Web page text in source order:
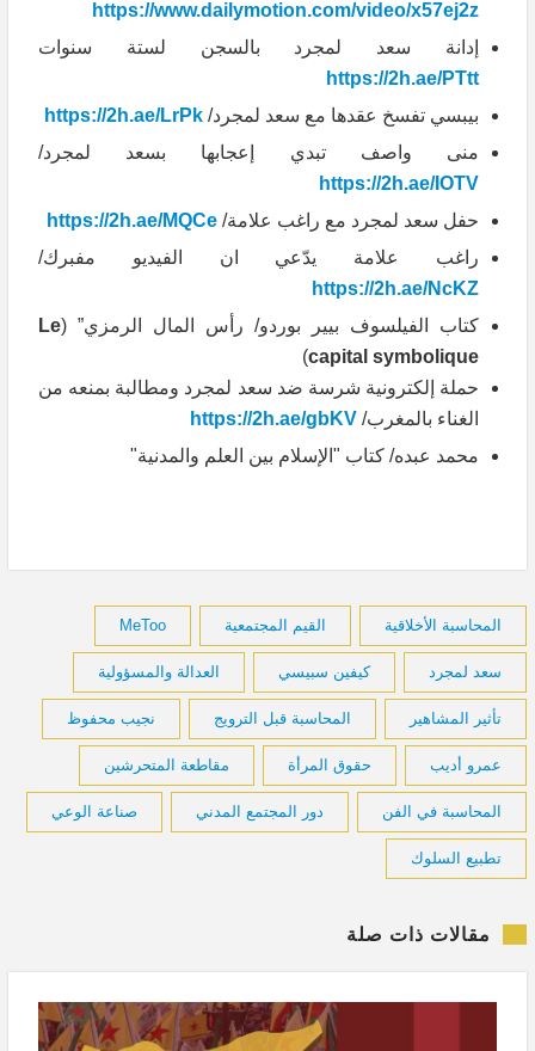
https://www.dailymotion.com/video/x57ej2z
إدانة سعد لمجرد بالسجن لستة سنوات
https://2h.ae/PTtt
بيبسي تفسخ عقدها مع سعد لمجرد/ https://2h.ae/LrPk
منى واصف تبدي إعجابها بسعد لمجرد/
https://2h.ae/IOTV
حفل سعد لمجرد مع راغب علامة/ https://2h.ae/MQCe
راغب علامة يدّعي ان الفيديو مفبرك/
https://2h.ae/NcKZ
كتاب الفيلسوف بيير بوردو/ رأس المال الرمزي” (Le
capital symbolique
)
حملة إلكترونية شرسة ضد سعد لمجرد ومطالبة بمنعه من
الغناء بالمغرب/ https://2h.ae/gbKV
محمد عبده/ كتاب "الإسلام بين العلم والمدنية"
المحاسبة الأخلاقية القيم المجتمعية MeToo
سعد لمجرد كيفين سبيسي العدالة والمسؤولية
تأثير المشاهير المحاسبة قبل الترويج نجيب محفوظ
عمرو أديب حقوق المرأة مقاطعة المتحرشين
المحاسبة في الفن دور المجتمع المدني صناعة الوعي
تطبيع السلوك
مقالات ذات صلة